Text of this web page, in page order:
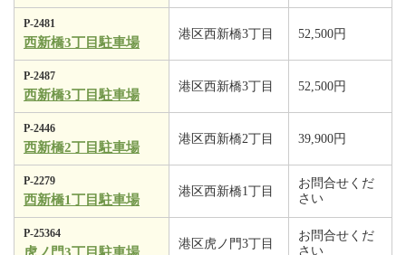
P-2481
西新橋3丁目駐車場
港区西新橋3丁目 52,500円
P-2487
西新橋3丁目駐車場
港区西新橋3丁目 52,500円
P-2446
西新橋2丁目駐車場
港区西新橋2丁目 39,900円
P-2279
西新橋1丁目駐車場
港区西新橋1丁目
お問合せくだ
さい
P-25364
港区虎ノ門3丁目
お問合せくだ
さい